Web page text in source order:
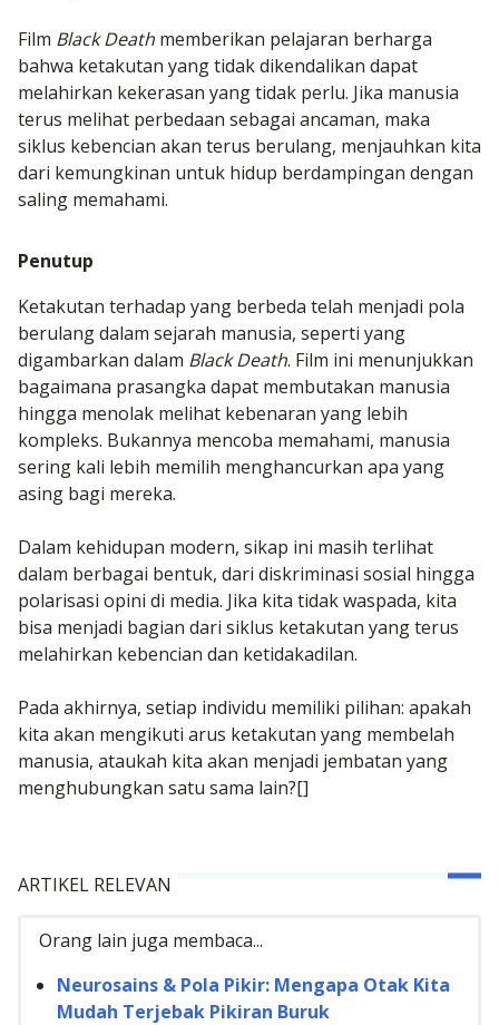
Film Black Death memberikan pelajaran berharga
bahwa ketakutan yang tidak dikendalikan dapat
melahirkan kekerasan yang tidak perlu. Jika manusia
terus melihat perbedaan sebagai ancaman, maka
siklus kebencian akan terus berulang, menjauhkan kita
dari kemungkinan untuk hidup berdampingan dengan
saling memahami.
Penutup
Ketakutan terhadap yang berbeda telah menjadi pola
berulang dalam sejarah manusia, seperti yang
digambarkan dalam Black Death. Film ini menunjukkan
bagaimana prasangka dapat membutakan manusia
hingga menolak melihat kebenaran yang lebih
kompleks. Bukannya mencoba memahami, manusia
sering kali lebih memilih menghancurkan apa yang
asing bagi mereka.
Dalam kehidupan modern, sikap ini masih terlihat
dalam berbagai bentuk, dari diskriminasi sosial hingga
polarisasi opini di media. Jika kita tidak waspada, kita
bisa menjadi bagian dari siklus ketakutan yang terus
melahirkan kebencian dan ketidakadilan.
Pada akhirnya, setiap individu memiliki pilihan: apakah
kita akan mengikuti arus ketakutan yang membelah
manusia, ataukah kita akan menjadi jembatan yang
menghubungkan satu sama lain?[]
ARTIKEL RELEVAN
Orang lain juga membaca...
Neurosains & Pola Pikir: Mengapa Otak Kita
Mudah Terjebak Pikiran Buruk